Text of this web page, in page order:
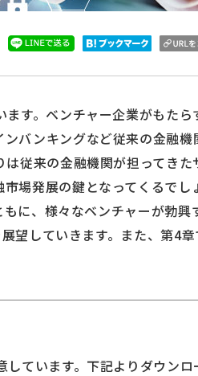
す。ベンチャー企業がもた
バンキングなど従来の金融
従来の金融機関が担ってき
場発展の鍵となってくるでし
に、様々なベンチャーが勃
望していきます。また、第4
ています。下記よりダウンロ